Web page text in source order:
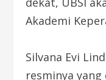
Akademi
Silvana Evi
resminya